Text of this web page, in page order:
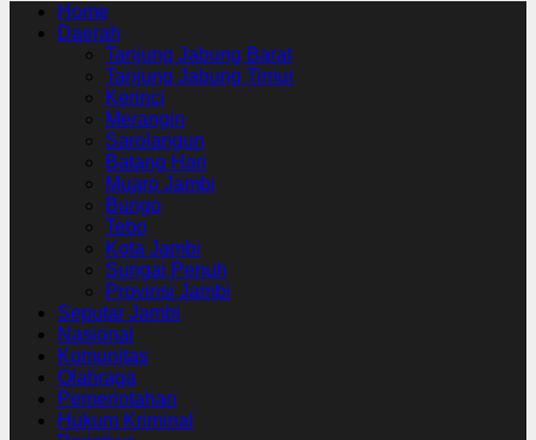
Home
Daerah
Tanjung Jabung Barat
Tanjung Jabung Timur
Kerinci
Merangin
Sarolangun
Batang Hari
Muaro Jambi
Bungo
Tebo
Kota Jambi
Sungai Penuh
Provinsi Jambi
Seputar Jambi
Nasional
Komunitas
Olahraga
Pemerintahan
Hukum Kriminal